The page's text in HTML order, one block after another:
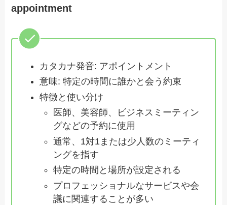
appointment
カタカナ発音: アポイントメント
意味: 特定の時間に誰かと会う約束
特徴と使い分け
医師、美容師、ビジネスミーティン
グなどの予約に使用
通常、1対1または少人数のミーティ
ングを指す
特定の時間と場所が設定される
プロフェッショナルなサービスや会
議に関連することが多い